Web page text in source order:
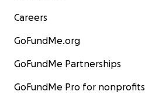
Careers
GoFundMe.org
GoFundMe Partnerships
GoFundMe Pro for nonprofits